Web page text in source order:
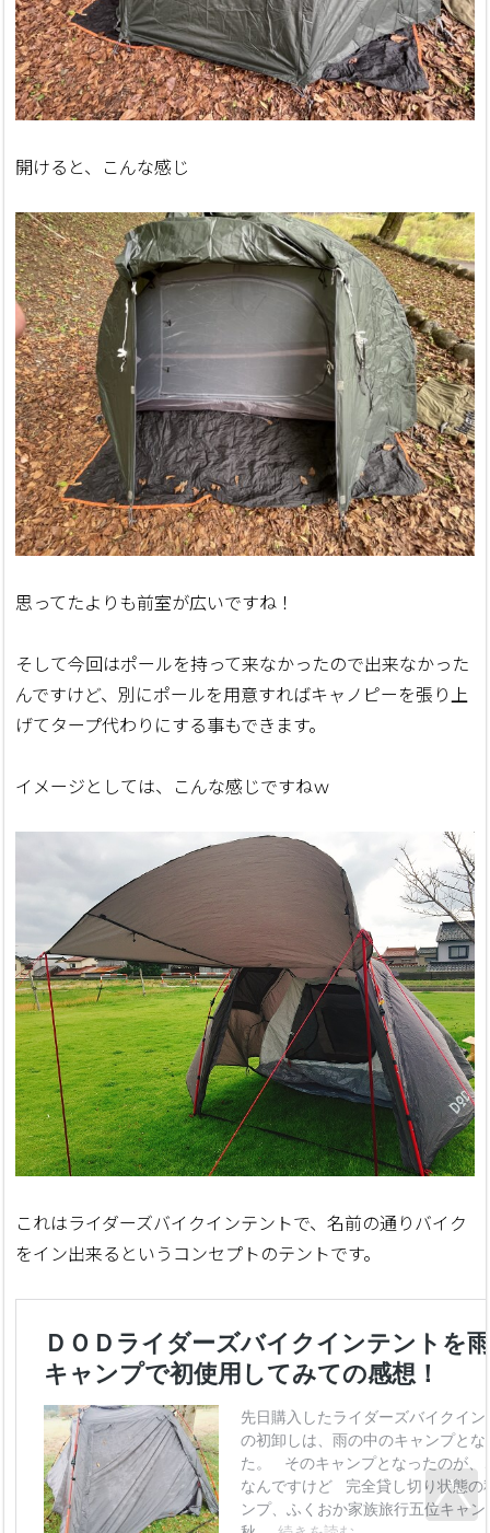
開けると、こんな感じ
思ってたよりも前室が広いですね！
そして今回はポールを持って来なかったので出来なかった
んですけど、別にポールを用意すればキャノピーを張り上
げてタープ代わりにする事もできます。
イメージとしては、こんな感じですねｗ
これはライダーズバイクインテントで、名前の通りバイク
をイン出来るというコンセプトのテントです。